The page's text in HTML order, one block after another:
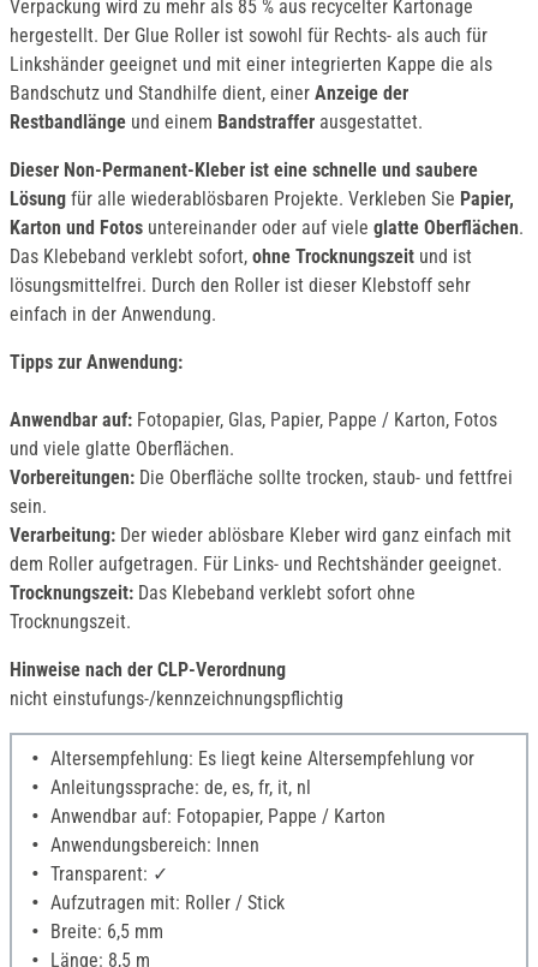
Verpackung wird zu mehr als 85 % aus recycelter Kartonage
hergestellt. Der Glue Roller ist sowohl für Rechts- als auch für
Linkshänder geeignet und mit einer integrierten Kappe die als
Bandschutz und Standhilfe dient, einer Anzeige der
Restbandlänge und einem Bandstraffer ausgestattet.
Dieser Non-Permanent-Kleber ist eine schnelle und saubere
Lösung für alle wiederablösbaren Projekte. Verkleben Sie Papier,
Karton und Fotos untereinander oder auf viele glatte Oberflächen.
Das Klebeband verklebt sofort, ohne Trocknungszeit und ist
lösungsmittelfrei. Durch den Roller ist dieser Klebstoff sehr
einfach in der Anwendung.
Tipps zur Anwendung:
Anwendbar auf: Fotopapier, Glas, Papier, Pappe / Karton, Fotos
und viele glatte Oberflächen.
Vorbereitungen: Die Oberfläche sollte trocken, staub- und fettfrei
sein.
Verarbeitung: Der wieder ablösbare Kleber wird ganz einfach mit
dem Roller aufgetragen. Für Links- und Rechtshänder geeignet.
Trocknungszeit: Das Klebeband verklebt sofort ohne
Trocknungszeit.
Hinweise nach der CLP-Verordnung
nicht einstufungs-/kennzeichnungspflichtig
Altersempfehlung: Es liegt keine Altersempfehlung vor
Anleitungssprache: de, es, fr, it, nl
Anwendbar auf: Fotopapier, Pappe / Karton
Anwendungsbereich: Innen
Transparent: ✓
Aufzutragen mit: Roller / Stick
Breite: 6,5 mm
Länge: 8,5 m